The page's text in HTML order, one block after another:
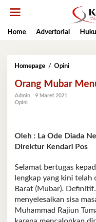
Home
Advertorial
Homepage / OpiniOrang
Menulis
Orang Mubar
Admin
9 Maret 2021
Opini
Oleh : La Ode Diada
Direktur Kendari Pos
Selamat bertugas
lengkap yang kini
Barat (Mubar).
menyelesaikan sisa
Muhammad Rajiun